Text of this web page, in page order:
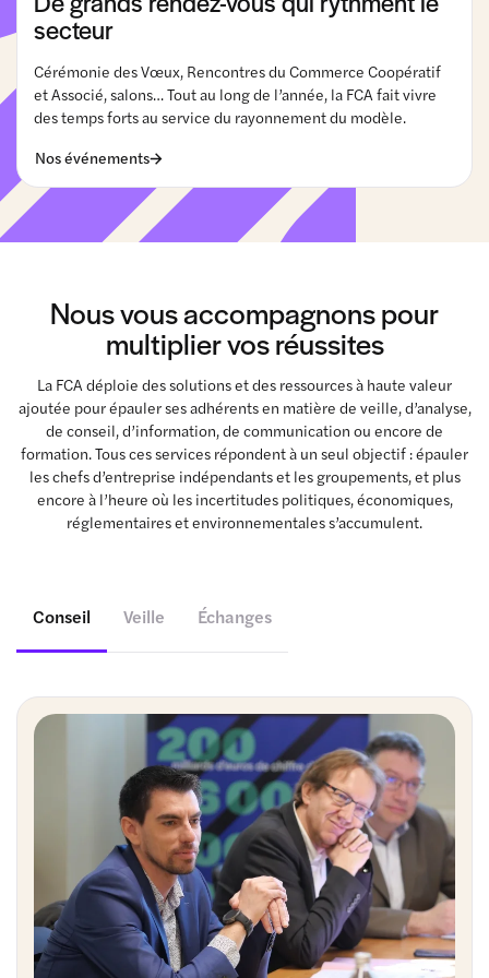
secteur
Cérémonie des Vœux, Rencontres du Commerce Coopératif
et Associé, salons… Tout au long de l’année, la FCA fait vivre
des temps forts au service du rayonnement du modèle.
Nos événements
Nous vous accompagnons pour
multiplier vos réussites
La FCA déploie des solutions et des ressources à haute valeur
ajoutée pour épauler ses adhérents en matière de veille, d’analyse,
de conseil, d’information, de communication ou encore de
formation. Tous ces services répondent à un seul objectif : épauler
les chefs d’entreprise indépendants et les groupements, et plus
encore à l’heure où les incertitudes politiques, économiques,
réglementaires et environnementales s’accumulent.
Conseil Veille Échanges